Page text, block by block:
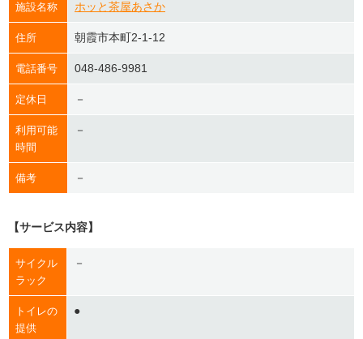
施設名称 ホッと茶屋あさか
住所 朝霞市本町2-1-12
電話番号 048-486-9981
定休日 －
利用可能
時間
－
備考 －
【サービス内容】
サイクル
ラック
－
トイレの
提供
●